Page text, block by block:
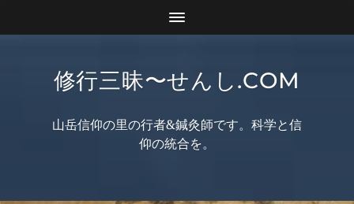
修行三昧〜せんし.COM
山岳信仰の里の行者&鍼灸師です。科学と信
仰の統合を。